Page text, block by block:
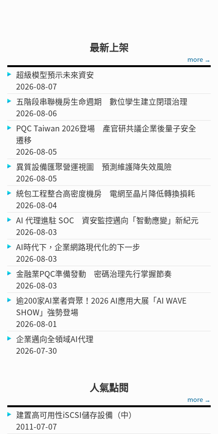
最新上架
more →
超級模型預示未來資安
2026-08-07
五階段串聯機房生命週期 數位孿生建立閉環治理
2026-08-06
PQC Taiwan 2026登場 產官研共議企業後量子安全
遷移
2026-08-05
異質設備匯聚營運視圖 預測維護降失效風險
2026-08-05
統包工程整合高密度機房 電網至晶片降低轉換損耗
2026-08-04
AI 代理進駐 SOC 資安監控邁向「智動應變」新紀元
2026-08-03
AI時代下，企業網路現代化的下一步
2026-08-03
金融業PQC準備發動 密碼治理先行掌握節奏
2026-08-03
逾200家AI業者齊聚！2026 AI應用大展「AI WAVE
SHOW」強勢登場
2026-08-01
企業邁向全領域AI代理
2026-07-30
人氣點閱
more →
建置高可用性iSCSI儲存設備（中）
2011-07-07